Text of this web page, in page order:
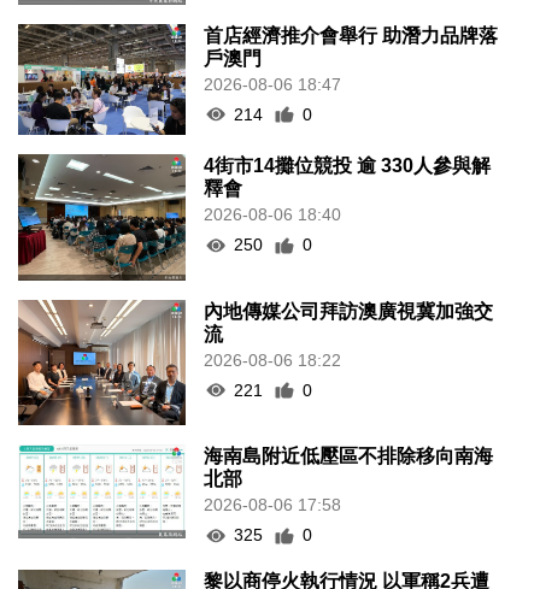
首店經濟推介會舉行 助潛力品牌落
戶澳門
2026-08-06 18:47
214
0
4街市14攤位競投 逾 330人參與解
釋會
2026-08-06 18:40
250
0
內地傳媒公司拜訪澳廣視冀加強交
流
2026-08-06 18:22
221
0
海南島附近低壓區不排除移向南海
北部
2026-08-06 17:58
325
0
黎以商停火執行情況 以軍稱2兵遭